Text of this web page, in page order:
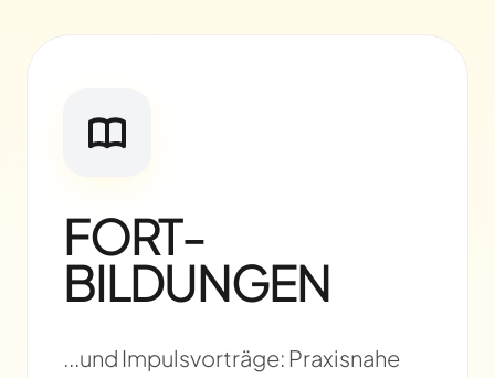
FORT-
BILDUNGEN
...und Impulsvorträge: Praxisnahe